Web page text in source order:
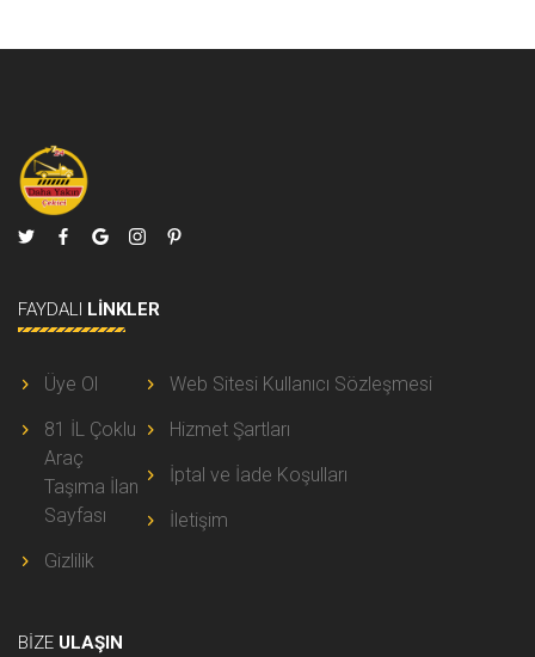
FAYDALI LINKLER
Üye Ol
81 İL Çoklu
Araç
Taşıma İlan
Sayfası
Gizlilik
Web Sitesi Kullanıcı Sözleşmesi
Hizmet Şartları
İptal ve İade Koşulları
İletişim
BIZE ULAŞIN